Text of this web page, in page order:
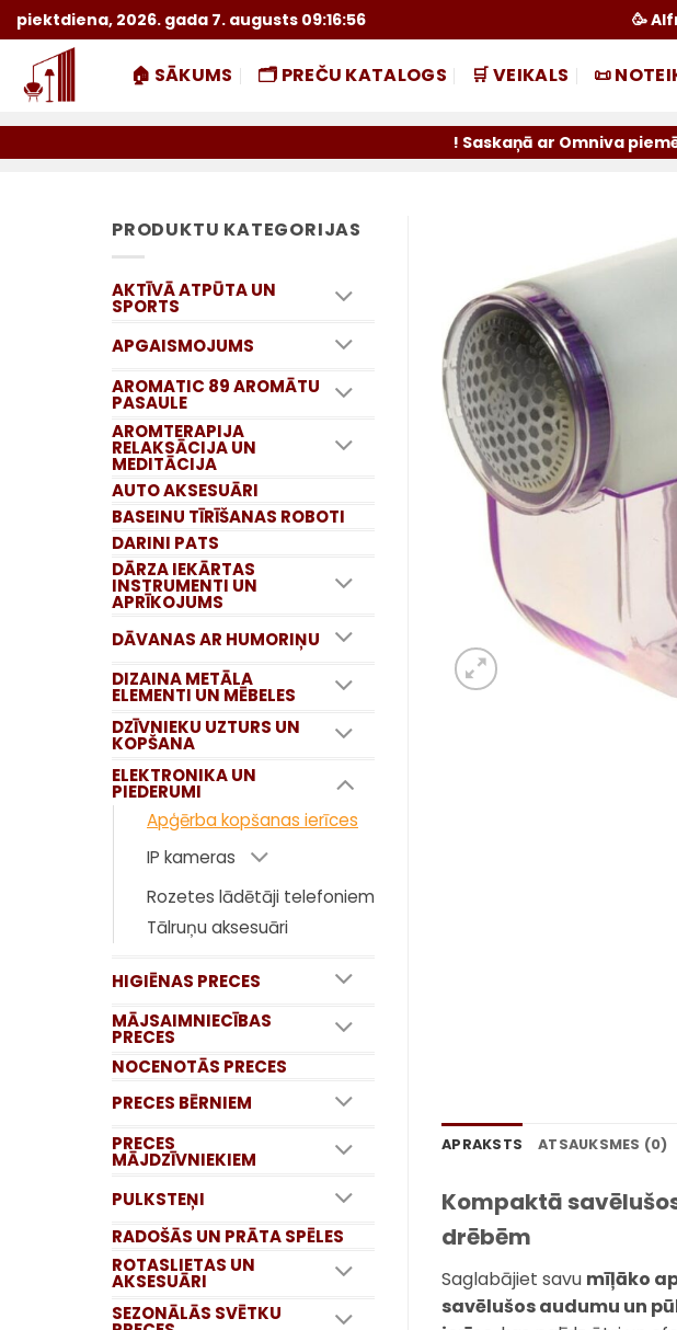
Skip
to
content
piektdiena, 2026. gada 7. augusts 09:16:57 🥳
🏠 SĀKUMS 🗂️ PREČU KATALOGS 🛒 VEIKALS 📜
! Saskaņā ar Omniva piemēroto
PRODUKTU KATEGORIJAS
AKTĪVĀ ATPŪTA UN
SPORTS
APGAISMOJUMS
AROMATIC 89 AROMĀTU
PASAULE
AROMTERAPIJA
RELAKSĀCIJA UN
MEDITĀCIJA
AUTO AKSESUĀRI
BASEINU TĪRĪŠANAS ROBOTI
DARINI PATS
DĀRZA IEKĀRTAS
INSTRUMENTI UN
APRĪKOJUMS
DĀVANAS AR HUMORIŅU
DIZAINA METĀLA
ELEMENTI UN MĒBELES
DZĪVNIEKU UZTURS UN
KOPŠANA
ELEKTRONIKA UN
PIEDERUMI
Apģērba kopšanas ierīces
IP kameras
Rozetes lādētāji telefoniem
Tālruņu aksesuāri
HIGIĒNAS PRECES
MĀJSAIMNIECĪBAS
PRECES
NOCENOTĀS PRECES
PRECES BĒRNIEM
PRECES
MĀJDZĪVNIEKIEM
PULKSTEŅI
RADOŠĀS UN PRĀTA SPĒLES
ROTASLIETAS UN
AKSESUĀRI
SEZONĀLĀS SVĒTKU
APRAKSTS ATSAUKSMES (0)
Kompaktā
drēbēm
Saglabājiet savu mīļāko
savēlušos audumu un